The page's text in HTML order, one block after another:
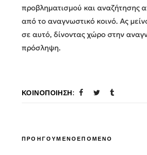
προβληματισμού και αναζήτησης
από το αναγνωστικό κοινό. Ας
σε αυτό, δίνοντας χώρο στην
πρόσληψη.
ΚΟΙΝΟΠΟΊΗΣΗ:
ΠΡΟΗΓΟΥΜΕΝΟΕΠΟΜΕΝΟ